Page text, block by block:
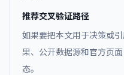
推荐交叉验证路径
如果要把本文用于决策或
果、公开数据源和官方页
态。